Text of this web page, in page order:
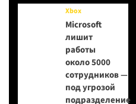
Xbox
Microsoft
лишит
работы
около 5000
сотрудников —
под угрозой
подразделение